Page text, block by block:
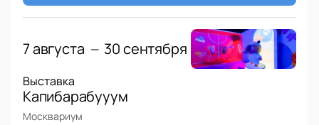
7 августа — 30 сентября
Выставка
Капибарабууум
Москвариум